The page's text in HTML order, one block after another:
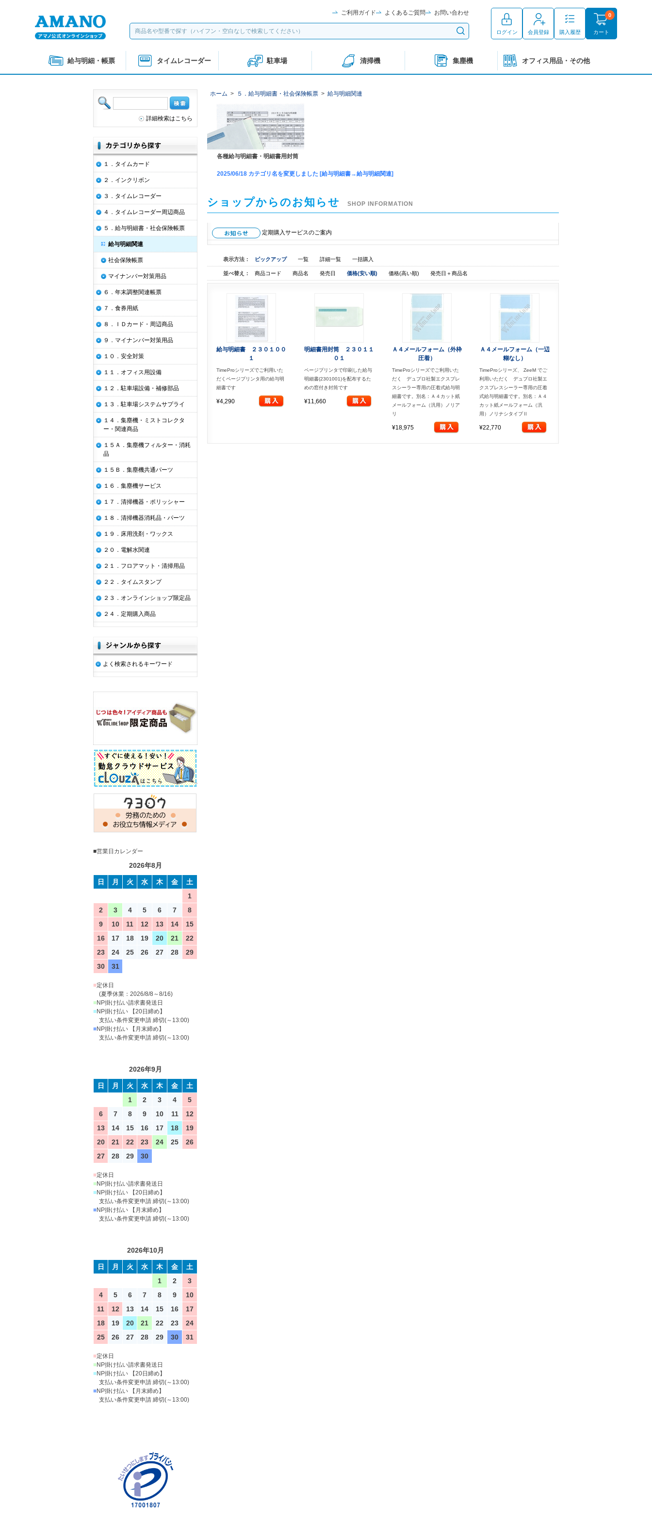
ご利用ガイド よくあるご質問 お問い合わせ
ログイン 会員登録 購入履歴 カート
0
給与明細・帳票 タイムレコーダー 駐車場 清掃機 集塵機 オフィス用品・その他
ホーム > ５．給与明細書・社会保険帳票 > 給与明細関連
各種給与明細書・明細書用封筒
2025/06/18 カテゴリ名を変更しました [給与明細書→給与明細関連]
ショップからのお知らせ SHOP INFORMATION
定期購入サービスのご案内
表示方法： ピックアップ 一覧 詳細一覧 一括購入
並べ替え： 商品コード 商品名 発売日 価格(安い順) 価格(高い順) 発売日＋商品名
給与明細書 ２３０１００
１
TimeProシリーズでご利用いた
だくページプリンタ用の給与明
細書です
¥4,290
明細書用封筒 ２３０１１
０１
ページプリンタで印刷した給与
明細書(2301001)を配布するた
めの窓付き封筒です
¥11,660
Ａ４メールフォーム（外枠
圧着）
TimeProシリーズでご利用いた
だく デュプロ社製エクスプレ
スシーラー専用の圧着式給与明
細書です。別名：Ａ４カット紙
メールフォーム（汎用）ノリア
リ
¥18,975
Ａ４メールフォーム（一辺
糊なし）
TimeProシリーズ、 ZeeM でご
利用いただく デュプロ社製エ
クスプレスシーラー専用の圧着
式給与明細書です。別名：Ａ４
カット紙メールフォーム（汎
用）ノリナシタイプⅡ
¥22,770
詳細検索はこちら
１．タイムカード
２．インクリボン
３．タイムレコーダー
４．タイムレコーダー周辺商品
５．給与明細書・社会保険帳票
給与明細関連
社会保険帳票
マイナンバー対策用品
６．年末調整関連帳票
７．食券用紙
８．ＩＤカード・周辺商品
９．マイナンバー対策用品
１０．安全対策
１１．オフィス用設備
１２．駐車場設備・補修部品
１３．駐車場システムサプライ
１４．集塵機・ミストコレクタ
ー・関連商品
１５Ａ．集塵機フィルター・消耗
品
１５Ｂ．集塵機共通パーツ
１６．集塵機サービス
１７．清掃機器・ポリッシャー
１８．清掃機器消耗品・パーツ
１９．床用洗剤・ワックス
２０．電解水関連
２１．フロアマット・清掃用品
２２．タイムスタンプ
２３．オンラインショップ限定品
２４．定期購入商品
よく検索されるキーワード
■営業日カレンダー
2026年8月
日 月 火 水 木 金
土
1
2
3 4 5 6 7
8
9
10 11 12 13 14
15
16
17 18 19 20 21
22
23
24 25 26 27 28
29
30
31
■定休日
(夏季休業：2026/8/8～8/16)
■NP掛け払い請求書発送日
■NP掛け払い 【20日締め】
支払い条件変更申請 締切(～13:00)
■NP掛け払い 【月末締め】
支払い条件変更申請 締切(～13:00)
2026年9月
日 月 火 水 木 金
土
1
2 3 4
5
6
7 8 9 10 11
12
13
14 15 16 17 18
19
20
21 22 23 24 25
26
27
28 29 30
■定休日
■NP掛け払い請求書発送日
■NP掛け払い 【20日締め】
支払い条件変更申請 締切(～13:00)
■NP掛け払い 【月末締め】
支払い条件変更申請 締切(～13:00)
2026年10月
日 月 火 水 木 金
土
1
2
3
4
5 6 7 8 9
10
11
12 13 14 15 16
17
18
19 20 21 22 23
24
25
26 27 28 29 30 31
■定休日
■NP掛け払い請求書発送日
■NP掛け払い 【20日締め】
支払い条件変更申請 締切(～13:00)
■NP掛け払い 【月末締め】
支払い条件変更申請 締切(～13:00)